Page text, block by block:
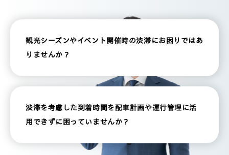
導入企業
トピックス
観光シーズンやイベント開催時の渋滞にお困りではあ
りませんか？
渋滞を考慮した到着時間を配車計画や運行管理に活
用できずに困っていませんか？